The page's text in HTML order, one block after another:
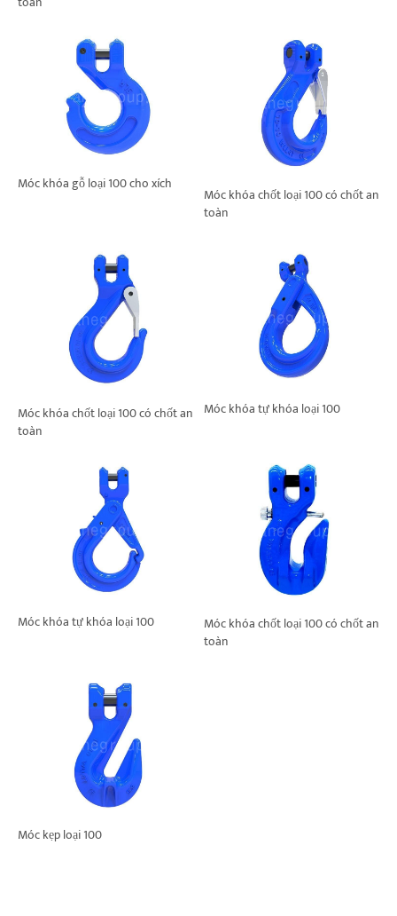
Móc khóa gỗ loại 100 cho xích
Móc khóa chốt loại 100 có chốt an
toàn
Móc khóa chốt loại 100 có chốt an
toàn
Móc khóa tự khóa loại 100
Móc khóa tự khóa loại 100
Móc khóa chốt loại 100 có chốt an
toàn
Móc kẹp loại 100